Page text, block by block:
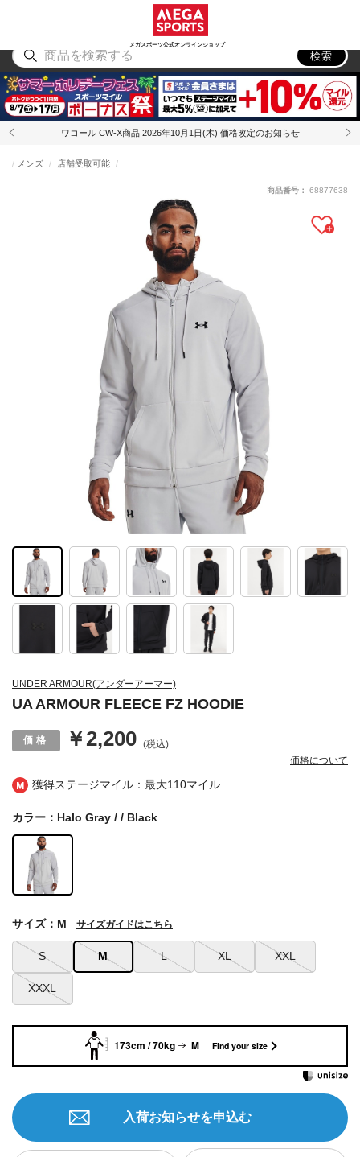
メガスポーツ公式オンラインショップ
アウトドア
検索
ワコール CW-X商品 2026年10月1日(木) 価格改定のお知らせ
獲得ステージマイル：最大110マイル
UNDER ARMOUR(アンダーアーマー)
UA ARMOUR FLEECE FZ HOODIE
メンズ 店舗受取可能
￥2,200 (税込)
価格について
商品番号： 68877638
カラー：Halo Gray / / Black
S M L XL XXL
XXXL
サイズ：M サイズガイドはこちら
入荷お知らせを申込む
173cm / 70kg M Find your size